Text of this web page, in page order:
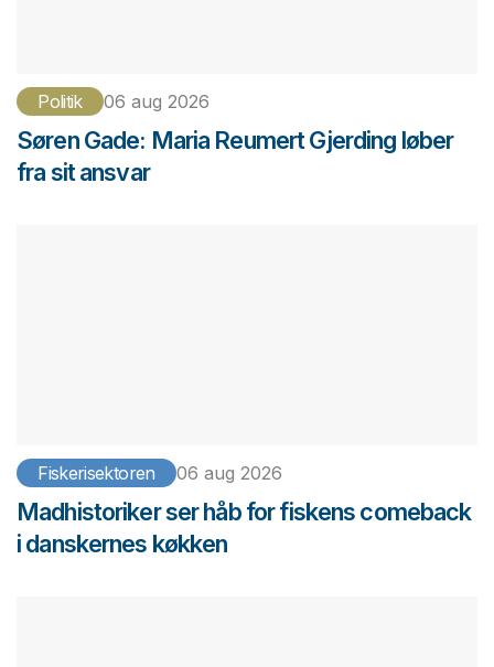
Politik 06 aug 2026
Søren Gade: Maria Reumert Gjerding løber
fra sit ansvar
Fiskerisektoren 06 aug 2026
Madhistoriker ser håb for fiskens comeback
i danskernes køkken